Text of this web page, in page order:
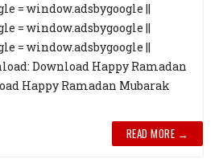
= window.adsbygoogle ||
= window.adsbygoogle ||
= window.adsbygoogle ||
Download Happy Ramadan
Happy Ramadan Mubarak
READ MORE →